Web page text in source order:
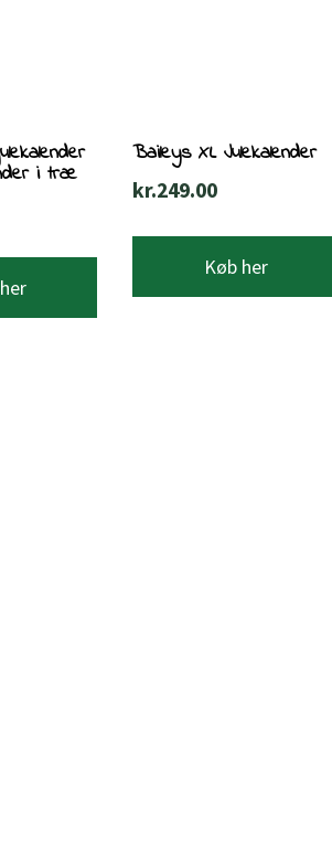
i træ
Baileys XL Julekalender
kr.249.00
Køb her